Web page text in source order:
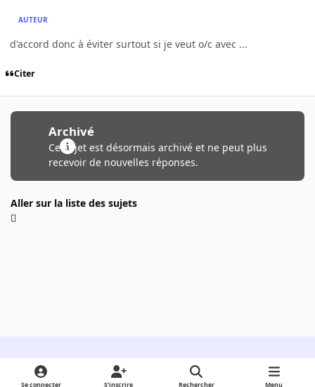
AUTEUR
d'accord donc à éviter surtout si je veut o/c avec ...
Citer
Archivé
Ce sujet est désormais archivé et ne peut plus
recevoir de nouvelles réponses.
Aller sur la liste des sujets
Light ModeDark ModeSystem Preference
Se connecter S’inscrire Rechercher Menu